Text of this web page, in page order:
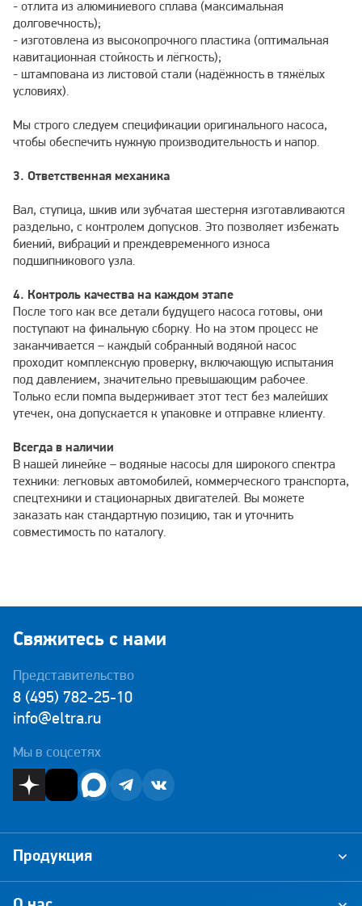
- отлита из алюминиевого сплава (максимальная
долговечность);
- изготовлена из высокопрочного пластика (оптимальная
кавитационная стойкость и лёгкость);
- штампована из листовой стали (надёжность в тяжёлых
условиях).
Мы строго следуем спецификации оригинального насоса,
чтобы обеспечить нужную производительность и напор.
3. Ответственная механика
Вал, ступица, шкив или зубчатая шестерня изготавливаются
раздельно, с контролем допусков. Это позволяет избежать
биений, вибраций и преждевременного износа
подшипникового узла.
4. Контроль качества на каждом этапе
После того как все детали будущего насоса готовы, они
поступают на финальную сборку. Но на этом процесс не
заканчивается – каждый собранный водяной насос
проходит комплексную проверку, включающую испытания
под давлением, значительно превышающим рабочее.
Только если помпа выдерживает этот тест без малейших
утечек, она допускается к упаковке и отправке клиенту.
Всегда в наличии
В нашей линейке – водяные насосы для широкого спектра
техники: легковых автомобилей, коммерческого транспорта,
спецтехники и стационарных двигателей. Вы можете
заказать как стандартную позицию, так и уточнить
совместимость по каталогу.
Свяжитесь с нами
Представительство
8 (495) 782-25-10
info@eltra.ru
Мы в соцсетях
Продукция